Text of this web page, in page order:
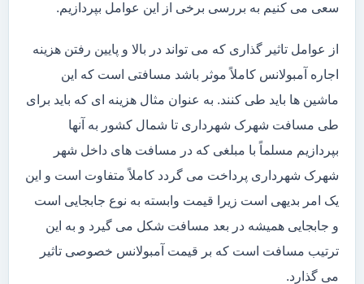
سعی می کنیم به بررسی برخی از این عوامل بپردازیم.
از عوامل تاثیر گذاری که می تواند در بالا و پایین رفتن هزینه
اجاره آمبولانس کاملاً موثر باشد مسافتی است که این
ماشین ها باید طی کنند. به عنوان مثال هزینه ای که باید برای
طی مسافت شهرک شهرداری تا شمال کشور به آنها
بپردازیم مسلماً با مبلغی که در مسافت های داخل شهر
شهرک شهرداری پرداخت می گردد کاملاً متفاوت است و این
یک امر بدیهی است زیرا قیمت وابسته به نوع جابجایی است
و جابجایی همیشه در بعد مسافت شکل می گیرد و به این
ترتیب مسافت است که بر قیمت آمبولانس خصوصی تاثیر
می گذارد.